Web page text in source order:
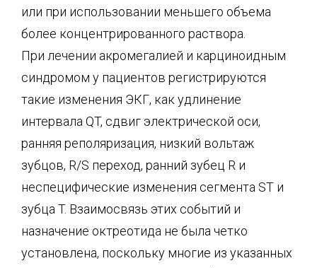
или при использовании меньшего объема
более концентрированного раствора.
При лечении акромегалией и карциноидным
синдромом у пациентов регистрируются
такие изменения ЭКГ, как удлинение
интервала QT, сдвиг электрической оси,
ранняя реполяризация, низкий вольтаж
зубцов, R/S переход, ранний зубец R и
неспецифические изменения сегмента ST и
зубца T. Взаимосвязь этих событий и
назначение октреотида не была четко
установлена, поскольку многие из указанных